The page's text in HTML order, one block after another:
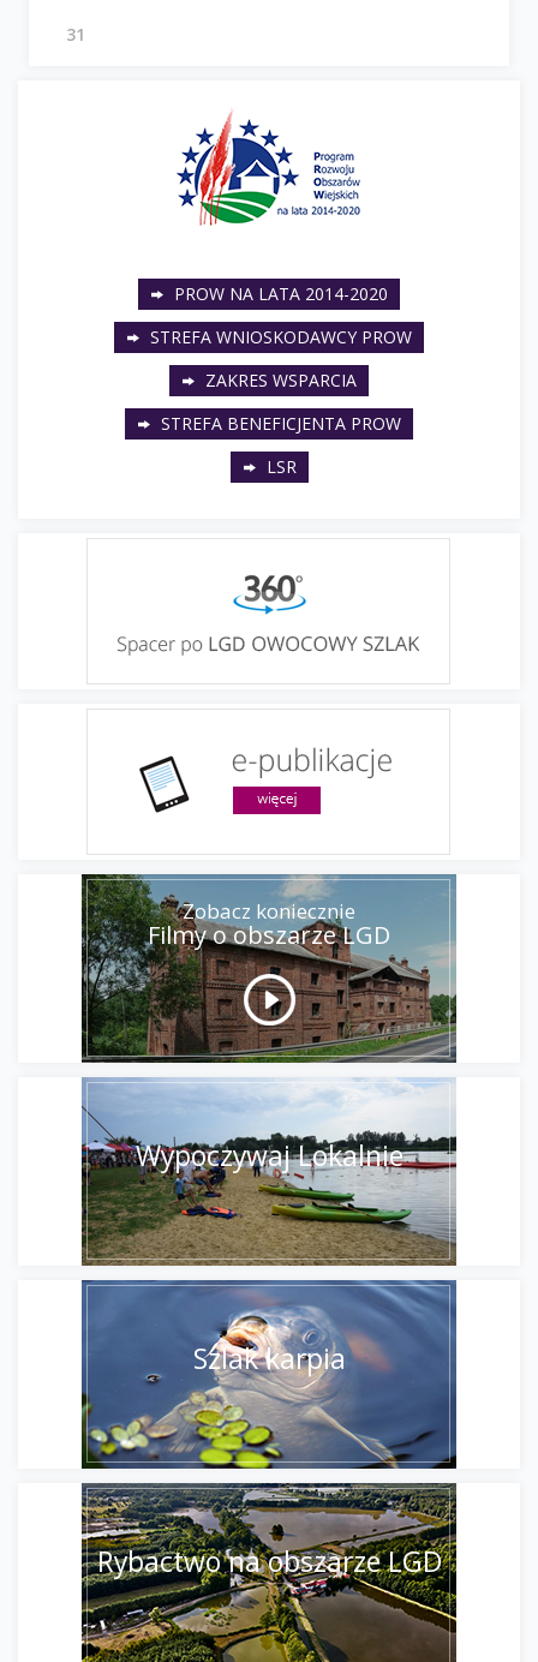
PROW NA LATA 2014-2020
STREFA WNIOSKODAWCY PROW
ZAKRES WSPARCIA
STREFA BENEFICJENTA PROW
LSR
Zobacz koniecznie
Filmy o obszarze LGD
Wypoczywaj Lokalnie
Szlak karpia
Rybactwo na obszarze LGD
31